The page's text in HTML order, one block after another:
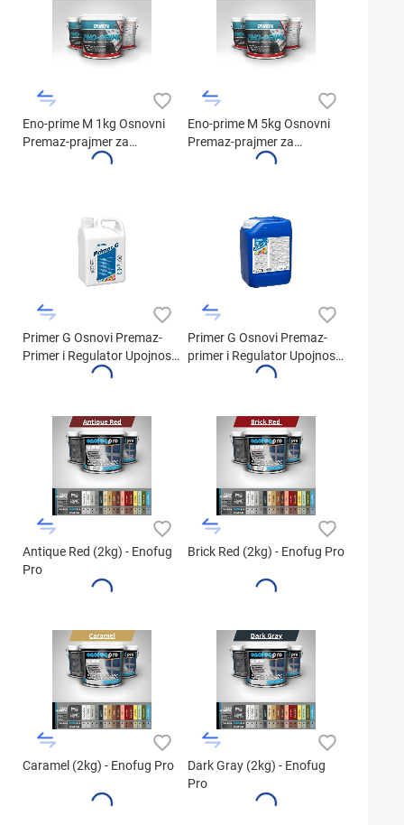
Eno-prime M 1kg Osnovni
Premaz-prajmer za
Mineralne Površine
Eno-prime M 5kg Osnovni
Premaz-prajmer za
Mineralne Površine
Primer G Osnovi Premaz-
Primer i Regulator Upojnosti
Primer G Osnovi Premaz-
primer i Regulator Upojnosti
Antique Red (2kg) - Enofug
Pro
Brick Red (2kg) - Enofug Pro
Caramel (2kg) - Enofug Pro
Dark Gray (2kg) - Enofug
Pro